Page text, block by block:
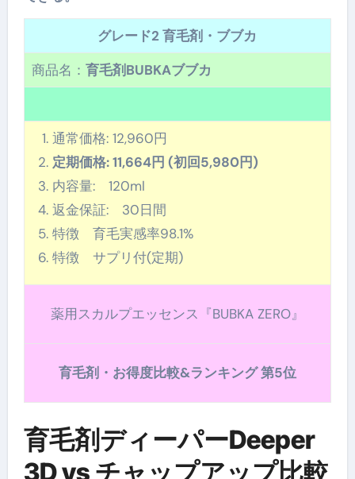
グレード2 育毛剤・ブブカ
商品名： 育毛剤BUBKAブブカ
通常価格: 12,960円
定期価格: 11,664円 (初回5,980円)
内容量: 120ml
返金保証: 30日間
特徴 育毛実感率98.1%
特徴 サプリ付(定期)
薬用スカルプエッセンス『BUBKA ZERO』
育毛剤・お得度比較&ランキング 第5位
育毛剤ディーパーDeeper
3D vs チャップアップ比較